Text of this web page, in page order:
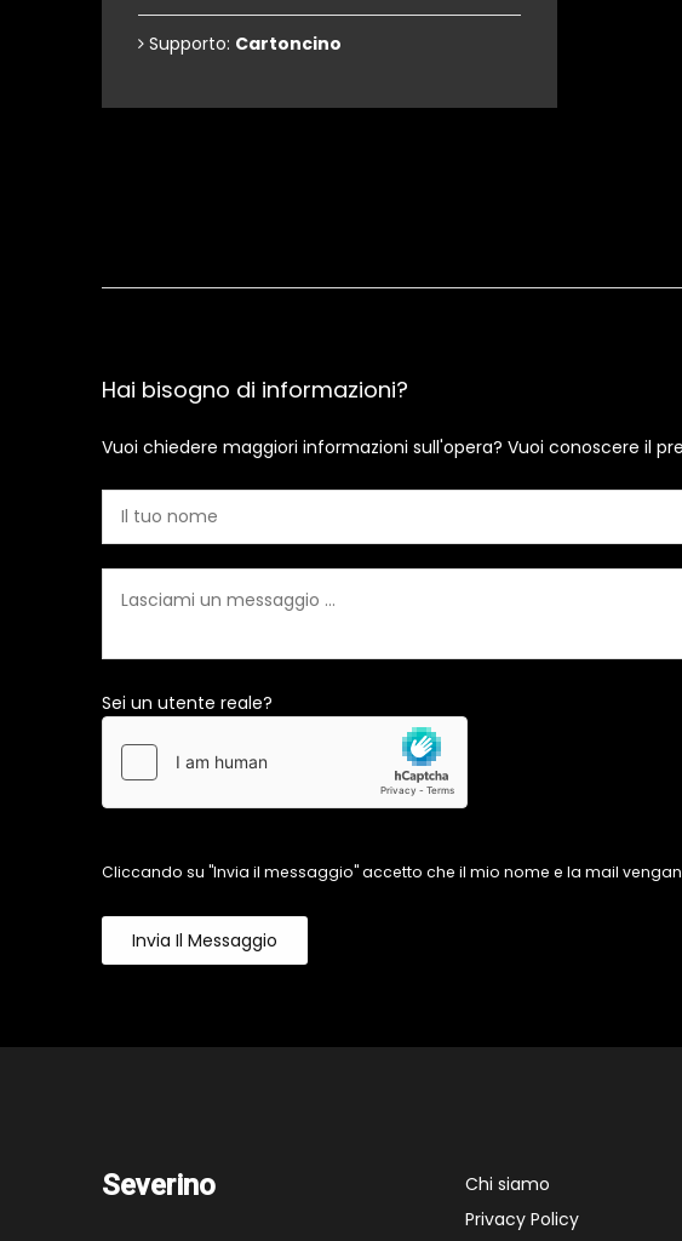
Supporto: Cartoncino
Hai bisogno di informazioni?
Vuoi chiedere maggiori informazioni sull'opera? Vuoi conoscere il
Sei un utente reale?
Cliccando su "Invia il messaggio" accetto che il mio nome e la mail
Invia Il Messaggio
Severino
Chi siamo
Privacy Policy